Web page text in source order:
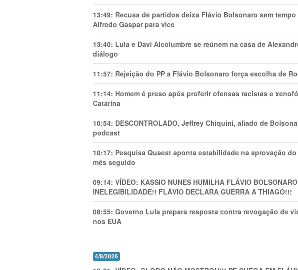
13:49: Recusa de partidos deixa Flávio Bolsonaro sem
Alfredo Gaspar para vice
13:40: Lula e Davi Alcolumbre se reúnem na casa de
diálogo
11:57: Rejeição do PP a Flávio Bolsonaro força escolha de
11:14: Homem é preso após proferir ofensas racistas e
Catarina
10:54: DESCONTROLADO, Jeffrey Chiquini, aliado de
podcast
10:17: Pesquisa Quaest aponta estabilidade na aprovação
mês seguido
09:14: VÍDEO: KASSIO NUNES HUMlLHA FLÁVIO
INELEGIBILIDADE!! FLÁVIO DECLARA GUERRA A THIAGO!!!
08:55: Governo Lula prepara resposta contra revogação de
nos EUA
4/8/2026